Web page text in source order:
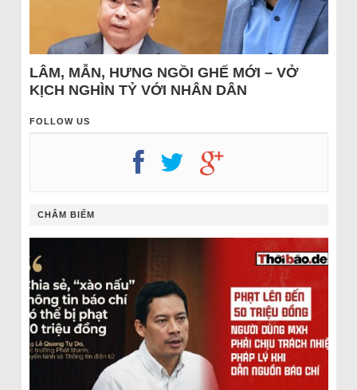
LÂM, MẪN, HƯNG NGỒI GHẾ MỚI – VỞ
KỊCH NGHÌN TỶ VỚI NHÂN DÂN
FOLLOW US
CHÂM BIẾM